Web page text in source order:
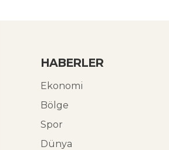
HABERLER
Ekonomi
Bölge
Spor
Dünya